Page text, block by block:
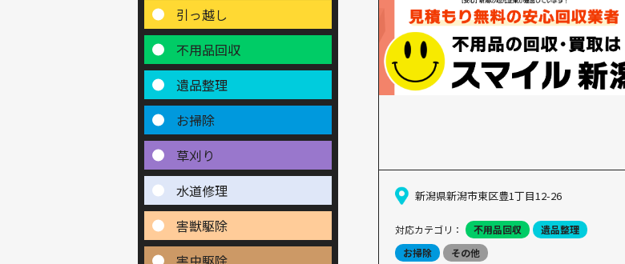
新潟県新潟市東区豊1丁目12-26
対応カテゴリ： 不用品回収
遺品整理
お掃除
その他
引っ越し
不用品回収
遺品整理
お掃除
草刈り
水道修理
害獣駆除